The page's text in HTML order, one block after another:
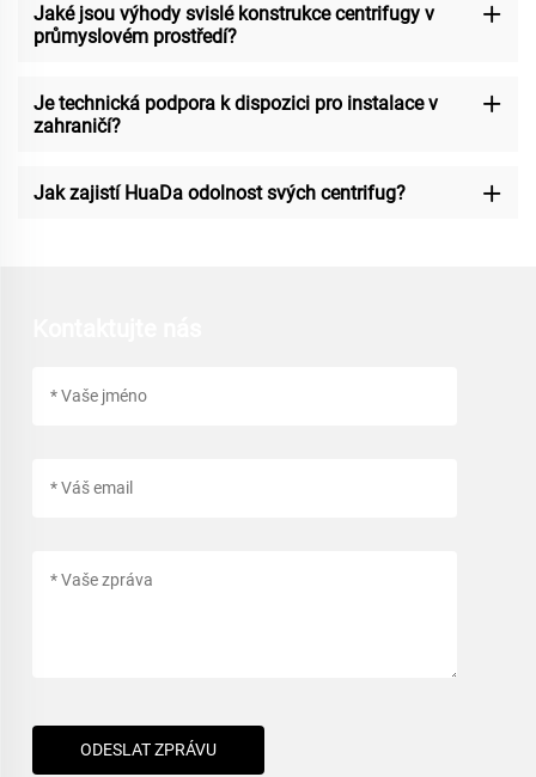
Jaké jsou výhody svislé konstrukce centrifugy v
průmyslovém prostředí?
Je technická podpora k dispozici pro instalace v
zahraničí?
Jak zajistí HuaDa odolnost svých centrifug?
ODESLAT ZPRÁVU